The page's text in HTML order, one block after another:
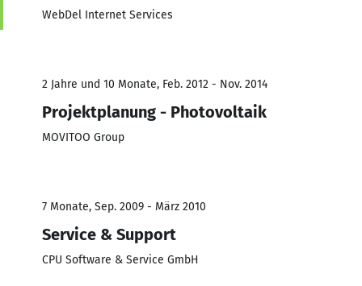
WebDel Internet Services
2 Jahre und 10 Monate, Feb. 2012 - Nov. 2014
Projektplanung - Photovoltaik
MOVITOO Group
7 Monate, Sep. 2009 - März 2010
Service & Support
CPU Software & Service GmbH